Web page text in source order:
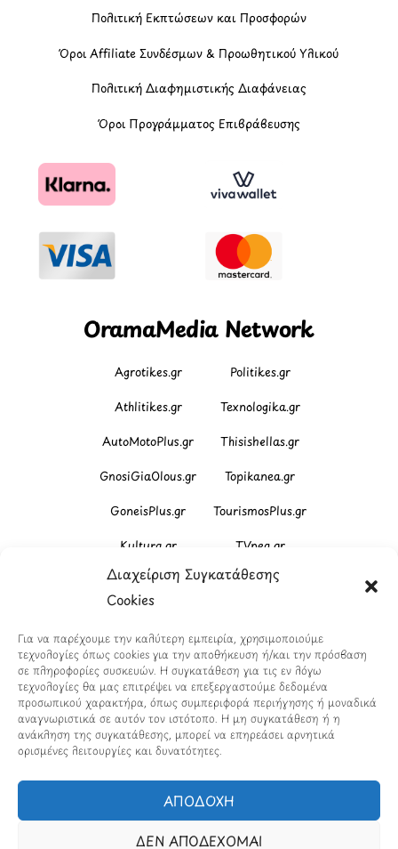
Διαχείριση Συγκατάθεσης
Cookies
Για να παρέχουμε την καλύτερη εμπειρία, χρησιμοποιούμε
τεχνολογίες όπως cookies για την αποθήκευση ή/και την πρόσβαση
σε πληροφορίες συσκευών. Η συγκατάθεση για τις εν λόγω
τεχνολογίες θα μας επιτρέψει να επεξεργαστούμε δεδομένα
προσωπικού χαρακτήρα, όπως συμπεριφορά περιήγησης ή μοναδικά
αναγνωριστικά σε αυτόν τον ιστότοπο. Η μη συγκατάθεση ή η
ανάκληση της συγκατάθεσης, μπορεί να επηρεάσει αρνητικά
ορισμένες λειτουργίες και δυνατότητες.
ΑΠΟΔΟΧΗ
ΔΕΝ ΑΠΟΔΕΧΟΜΑΙ
Πολιτική Εκπτώσεων και Προσφορών
Όροι Affiliate Συνδέσμων & Προωθητικού Υλικού
Πολιτική Διαφημιστικής Διαφάνειας
Όροι Προγράμματος Επιβράβευσης
OramaMedia Network
Agrotikes.gr Politikes.gr
Athlitikes.gr Texnologika.gr
AutoMotoPlus.gr Thisishellas.gr
GnosiGiaOlous.gr Topikanea.gr
GoneisPlus.gr TourismosPlus.gr
Kultura.gr TVnea.gr
Loatki.gr Upnow.gr
ModernaGynaika.gr Xristianika.gr
OikonomiaPlus.gr ZoumeKalytera.gr
Oikotropia.gr ZoumeSpiti.gr
Perepet.gr
Orama Group(Orama Group Μ.Ι.Κ.Ε.) |
Α.Φ.Μ. 801086294 – Δ.Ο.Υ. ΚΕΦΟΔΕ Αττικής | Γ.Ε.ΜΗ